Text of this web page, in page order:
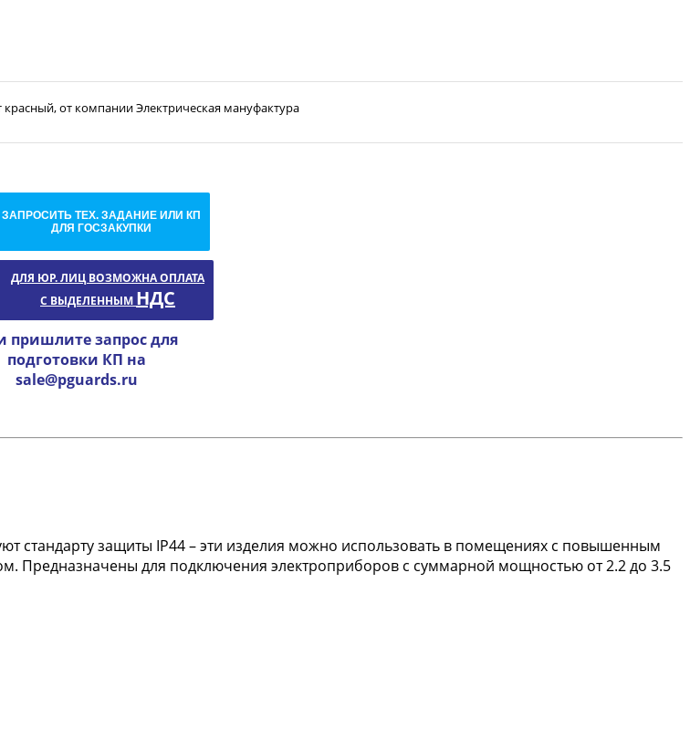
красный, от компании Электрическая мануфактура
ЗАПРОСИТЬ ТЕХ. ЗАДАНИЕ ИЛИ КП
ДЛЯ ГОСЗАКУПКИ
ДЛЯ ЮР. ЛИЦ ВОЗМОЖНА ОПЛАТА
С ВЫДЕЛЕННЫМ НДС
пришлите запрос для
подготовки КП на
sale@pguards.ru
стандарту защиты IP44 – эти изделия можно использовать в помещениях с повышенным
Предназначены для подключения электроприборов с суммарной мощностью от 2.2 до 3.5